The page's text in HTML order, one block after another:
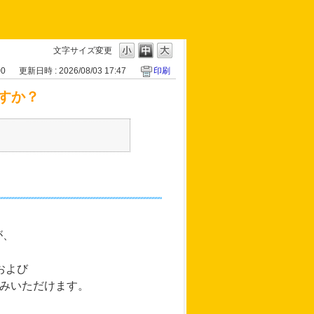
文字サイズ変更
更新日時 : 2026/08/03 17:47 印刷
か？
よび
いただけます。